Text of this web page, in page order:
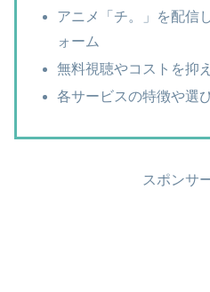
アニメ「チ。」を配信
ォーム
無料視聴やコストを抑
各サービスの特徴や選
スポンサ